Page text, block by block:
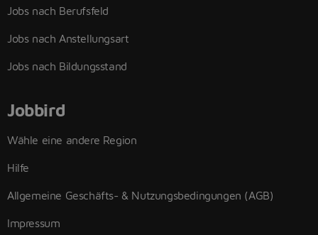
Jobs nach Berufsfeld
Jobs nach Anstellungsart
Jobs nach Bildungsstand
Jobbird
Wähle eine andere Region
Hilfe
Allgemeine Geschäfts- & Nutzungsbedingungen (AGB)
Impressum